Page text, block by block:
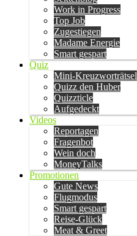
Work in Progress
Top Job
Zugestiegen
Madame Energie
Smart gespart
Quiz
Mini-Kreuzworträtsel
Quizz den Huber
Quizzticle
Aufgedeckt
Videos
Reportagen
Fragenbot
Wein doch
MoneyTalks
Promotionen
Gute News
Flugmodus
Smart gespart
Reise-Glück
Meat & Greet